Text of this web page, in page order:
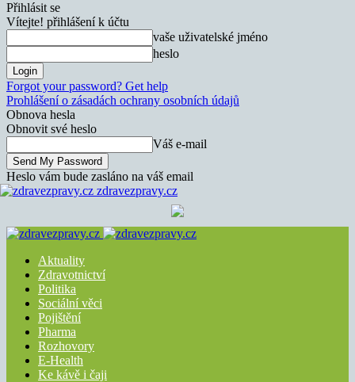
Přihlásit se
Vítejte! přihlášení k účtu
vaše uživatelské jméno
heslo
Forgot your password? Get help
Prohlášení o zásadách ochrany osobních údajů
Obnova hesla
Obnovit své heslo
Váš e-mail
Heslo vám bude zasláno na váš email
zdravezpravy.cz
Aktuality
Zdravotnictví
Politika
Sociální věci
Pojištění
Pharma
Rozhovory
E-Health
Ke kávě i čaji